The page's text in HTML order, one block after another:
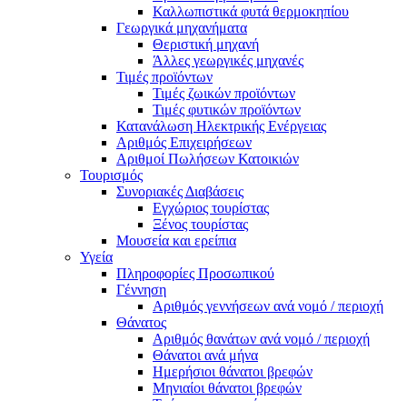
Καλλωπιστικά φυτά θερμοκηπίου
Γεωργικά μηχανήματα
Θεριστική μηχανή
Άλλες γεωργικές μηχανές
Τιμές προϊόντων
Τιμές ζωικών προϊόντων
Τιμές φυτικών προϊόντων
Κατανάλωση Ηλεκτρικής Ενέργειας
Αριθμός Επιχειρήσεων
Αριθμοί Πωλήσεων Κατοικιών
Τουρισμός
Συνοριακές Διαβάσεις
Εγχώριος τουρίστας
Ξένος τουρίστας
Μουσεία και ερείπια
Υγεία
Πληροφορίες Προσωπικού
Γέννηση
Αριθμός γεννήσεων ανά νομό / περιοχή
Θάνατος
Αριθμός θανάτων ανά νομό / περιοχή
Θάνατοι ανά μήνα
Ημερήσιοι θάνατοι βρεφών
Μηνιαίοι θάνατοι βρεφών